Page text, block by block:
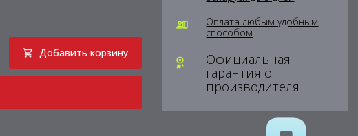
Добавить корзину
Оплата любым удобным
способом
Официальная
гарантия от
производителя